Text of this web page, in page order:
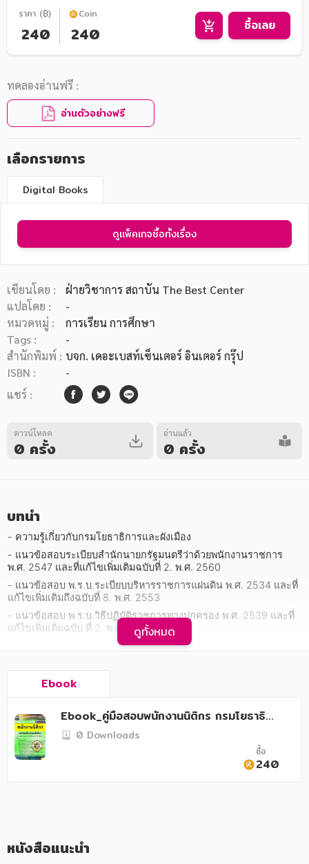
หมวดหมู่หนังสือ
หมวดหมู่ยอดนิยม
หนังสือออกใหม่ หนังสือยอดนิยม หนังสือเช่า
อีบุ๊กอ่านฟรี
หมวดหมู่หนังสือ
อาหาร สุขภาพ การแพทย์
ศิลปะ บันเทิง กีฬา ท่องเที่ยว
สังคม วัฒนธรรม การปกครอง ศาสนาและปรัชญา
ศาสนา และปรัชญา
การเงิน การลงทุน บริหาร
นิตยสาร หนังสือพิมพ์
ครอบครัว
วรรณกรรม
เทคโนโลยี การสื่อสาร วิทยาศาสตร์
ราคา (฿)
240
Coin
240 ซื้อเลย
ทดลองอ่านฟรี :
อ่านตัวอย่างฟรี
เลือกรายการ
Digital Books
ดูแพ็คเกจซื้อทั้งเรื่อง
เขียนโดย :
ฝ่ายวิชาการ สถาบัน The Best Center
แปลโดย :
-
หมวดหมู่ :
การเรียน การศึกษา
Tags :
-
สำนักพิมพ์ : บจก. เดอะเบสท์เซ็นเตอร์ อินเตอร์ กรุ๊ป
ISBN :
-
แชร์ :
ดาวน์โหลด
0 ครั้ง
อ่านแล้ว
0 ครั้ง
บทนำ
- ความรู้เกี่ยวกับกรมโยธาธิการและผังเมือง
- แนวข้อสอบระเบียบสำนักนายกรัฐมนตรีว่าด้วยพนักงานราชการ
พ.ศ. 2547 และที่แก้ไขเพิ่มเติมฉบับที่ 2. พ.ศ. 2560
- แนวข้อสอบ พ.ร.บ.ระเบียบบริหารราชการแผ่นดิน พ.ศ. 2534 และที่
แก้ไขเพิ่มเติมถึงฉบับที่ 8. พ.ศ. 2553
- แนวข้อสอบ พ.ร.บ.วิธีปฏิบัติราชการทางปกครอง พ.ศ. 2539 และที่
แก้ไขเพิ่มเติมฉบับ ที่ 2. พ.ศ. 2558
- แนวข้อสอบ พ.ร.บ.ความรับผิดทางละเมิดของเจ้าหน้าที่ พ.ศ. 2539
- แนวข้อสอบ พ.ร.บ.ควบคุมอาคาร พ.ศ. 2522 และที่แก้ไขเพิ่มเติม
- พระราชบัญญัติการขุดดินและถมดิน พ.ศ. 2543
- แนวข้อสอบ พ.ร.บ.การขุดดินและถมดิน พ.ศ. 2543
- พระราชบัญญัติการผังเมือง พ.ศ. 2518
- แนวข้อสอบ พ.ร.บ.การผังเมือง พ.ศ. 2518 และที่แก้ไขเพิ่มเติมฉบับที่
- แนวข้อสอบ ความรู้เกี่ยวกับกฎหมายเบื้องต้น
ดูทั้งหมด
Ebook
Ebook_คู่มือสอบพนักงานนิติกร กรมโยธาธิกา
รและผังเมือง
0 Downloads
ซื้อ
240
หนังสือแนะนำ